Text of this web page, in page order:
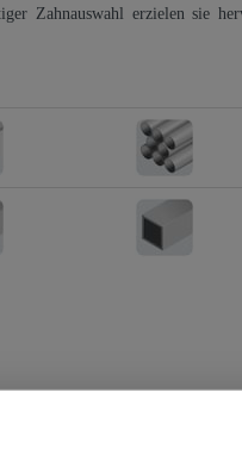
Zahnauswahl erzielen sie